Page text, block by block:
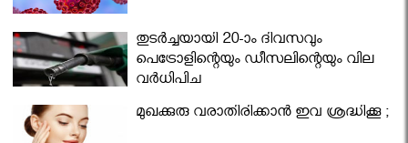
തുടർച്ചയായി 20-ാം ദിവസവും
പെട്രോളിന്റെയും ഡീസലിന്റെയും വില
വര്‍ധിപ്പിച്ചു
മുഖക്കുരു വരാതിരിക്കാന്‍ ഇവ ശ്രദ്ധിക്കൂ ;